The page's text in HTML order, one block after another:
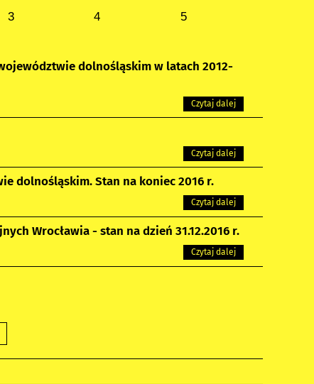
3 4 5
dolnośląskim w latach 2012-
Czytaj dalej
Czytaj dalej
dolnośląskim. Stan na koniec 2016 r.
Czytaj dalej
Wrocławia - stan na dzień 31.12.2016 r.
Czytaj dalej